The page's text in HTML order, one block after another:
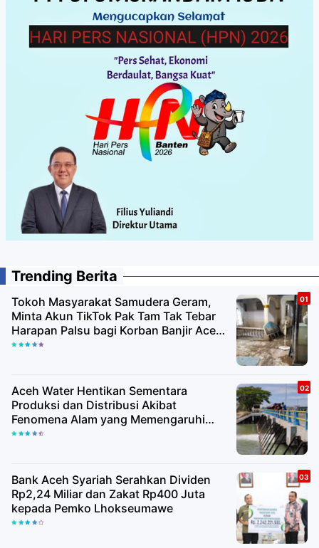
Trending Berita
Tokoh Masyarakat Samudera Geram,
Minta Akun TikTok Pak Tam Tak Tebar
Harapan Palsu bagi Korban Banjir Aceh
Utara
Aceh Water Hentikan Sementara
Produksi dan Distribusi Akibat
Fenomena Alam yang Memengaruhi
Kualitas Air Baku
Bank Aceh Syariah Serahkan Dividen
Rp2,24 Miliar dan Zakat Rp400 Juta
kepada Pemko Lhokseumawe